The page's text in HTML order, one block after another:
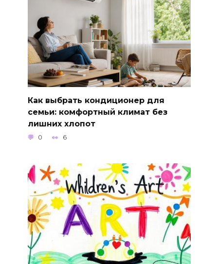
Как выбрать кондиционер для
семьи: комфортный климат без
лишних хлопот
0 6